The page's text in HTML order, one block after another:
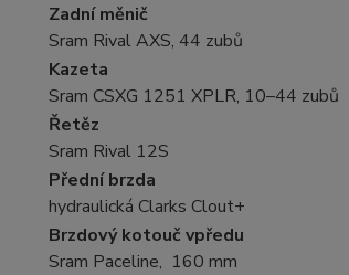
Zadní měnič
Sram Rival AXS, 44 zubů
Kazeta
Sram CSXG 1251 XPLR, 10–44 zubů
Řetěz
Sram Rival 12S
Přední brzda
hydraulická Clarks Clout+
Brzdový kotouč vpředu
Sram Paceline, 160 mm